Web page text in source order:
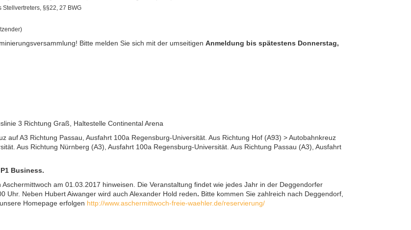
§§22, 27 BWG
Bitte melden Sie sich mit der umseitigen Anmeldung bis spätestens Donnerstag,
3 Richtung Graß, Haltestelle Continental Arena
auf A3 Richtung Passau, Ausfahrt 100a Regensburg-Universität. Aus Richtung Hof (A93) > Autobahnkreuz
Aus Richtung Nürnberg (A3), Ausfahrt 100a Regensburg-Universität. Aus Richtung Passau (A3), Ausfahrt
Business.
am 01.03.2017 hinweisen. Die Veranstaltung findet wie jedes Jahr in der Deggendorfer
Uhr. Neben Hubert Aiwanger wird auch Alexander Hold reden. Bitte kommen Sie zahlreich nach Deggendorf,
Homepage erfolgen http://www.aschermittwoch-freie-waehler.de/reservierung/